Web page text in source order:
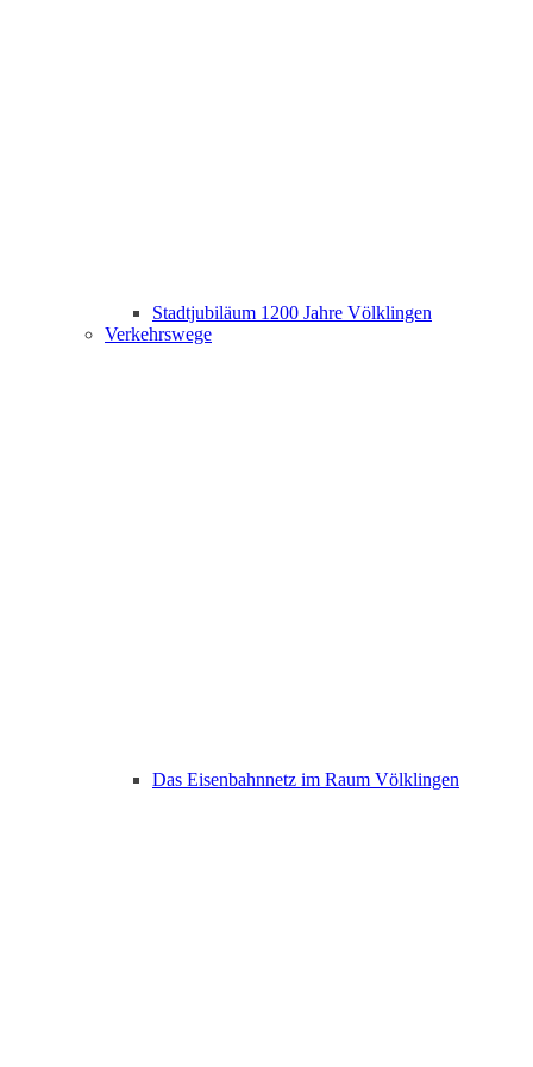
Stadtjubiläum 1200 Jahre Völklingen
Verkehrswege
Das Eisenbahnnetz im Raum Völklingen